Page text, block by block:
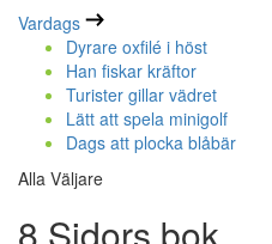
Vardags
Dyrare oxfilé i höst
Han fiskar kräftor
Turister gillar vädret
Lätt att spela minigolf
Dags att plocka blåbär
Alla Väljare